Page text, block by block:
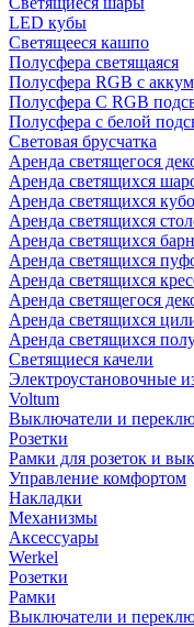
LED кубы
Светящееся кашпо
Полусфера светящаяся
Полусфера RGB с
Полусфера С RGB
Полусфера с белой
Световая брусчатка
Аренда светящегося
Аренда светящихся
Аренда светящихся
Аренда светящихся
Аренда светящихся
Аренда светящихся
Аренда светящихся
Аренда светящегося
Аренда светящихся
Аренда светящихся
Светящиеся качели
Электроустановочные
Voltum
Выключатели и
Розетки
Рамки для розеток и
Управление комфортом
Накладки
Механизмы
Аксессуары
Werkel
Розетки
Рамки
Выключатели и